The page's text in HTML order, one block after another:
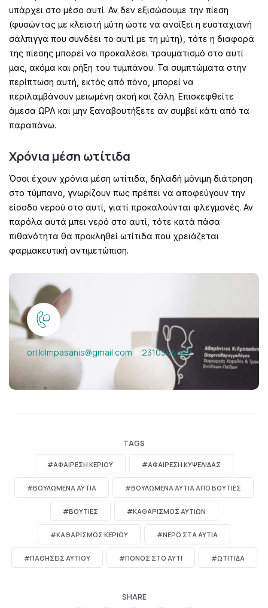
υπάρχει στο μέσο αυτί. Αν δεν εξισώσουμε την πίεση
(φυσώντας με κλειστή μύτη ώστε να ανοίξει η ευσταχιανή
σάλπιγγα που συνδέει το αυτί με τη μύτη), τότε η διαφορά
της πίεσης μπορεί να προκαλέσει τραυματισμό στο αυτί
μας, ακόμα και ρήξη του τυμπάνου. Τα συμπτώματα στην
περίπτωση αυτή, εκτός από πόνο, μπορεί να
περιλαμβάνουν μειωμένη ακοή και ζάλη. Επισκεφθείτε
άμεσα ΩΡΛ και μην ξαναβουτήξετε αν συμβεί κάτι από τα
παραπάνω.
Χρόνια μέση ωτίτιδα
Όσοι έχουν χρόνια μέση ωτίτιδα, δηλαδή μόνιμη διάτρηση
στο τύμπανο, γνωρίζουν πως πρέπει να αποφεύγουν την
είσοδο νερού στο αυτί, γιατί προκαλούνται φλεγμονές. Αν
παρόλα αυτά μπει νερό στο αυτί, τότε κατά πάσα
πιθανότητα θα προκληθεί ωτίτιδα που χρειάζεται
φαρμακευτική αντιμετώπιση.
orl.kilmpasanis@gmail.com& 2310344482
TAGS
#ΑΦΑΙΡΕΣΗ ΚΕΡΙΟΥ #ΑΦΑΙΡΕΣΗ ΚΥΨΕΛΙΔΑΣ
#ΒΟΥΛΩΜΈΝΑ ΑΥΤΙΆ #ΒΟΥΛΩΜΈΝΑ ΑΥΤΙΆ ΑΠΌ ΒΟΥΤΙΈΣ
#ΒΟΥΤΙΈΣ #ΚΑΘΑΡΙΣΜΟΣ ΑΥΤΙΩΝ
#ΚΑΘΑΡΙΣΜΟΣ ΚΕΡΙΟΥ #ΝΕΡΌ ΣΤΑ ΑΥΤΙΆ
#ΠΑΘΗΣΕΙΣ ΑΥΤΙΟΥ #ΠΟΝΟΣ ΣΤΟ ΑΥΤΙ #ΩΤΙΤΙΔΑ
SHARE